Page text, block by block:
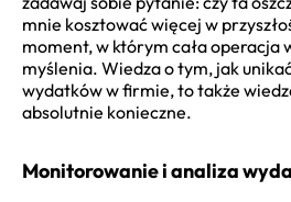
mnie kosztować więcej w
moment, w którym cała operacja
myślenia. Wiedza o tym, jak
wydatków w firmie, to także
absolutnie konieczne.
Monitorowanie i analiza